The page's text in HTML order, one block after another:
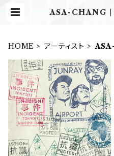
ASA-CHANG
HOME アーティスト